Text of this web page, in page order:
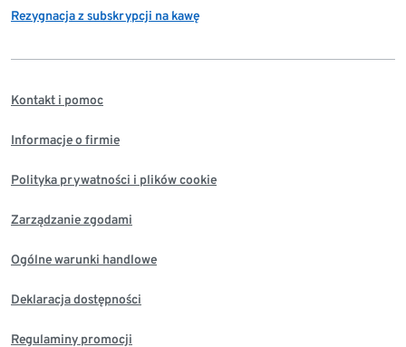
Rezygnacja z subskrypcji na kawę
Kontakt i pomoc
Informacje o firmie
Polityka prywatności i plików cookie
Zarządzanie zgodami
Ogólne warunki handlowe
Deklaracja dostępności
Regulaminy promocji